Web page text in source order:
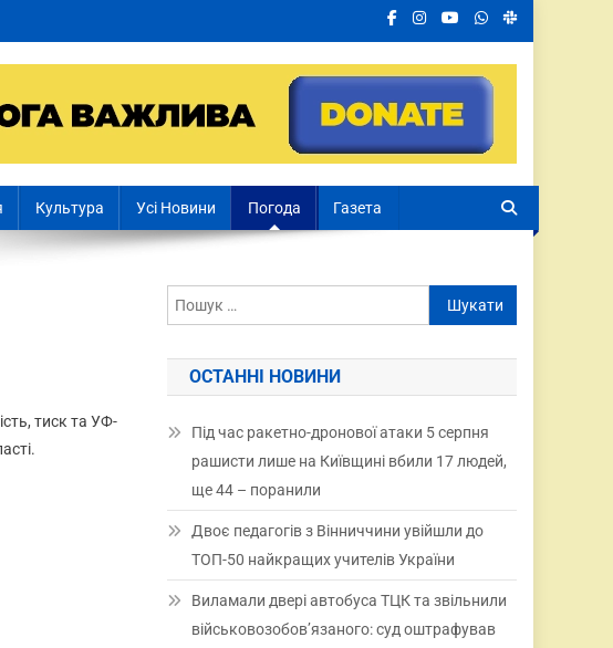
Культура Усі Новини Погода Газета
тиск та УФ-
ОСТАННІ НОВИНИ
Під час ракетно-дронової атаки 5 серпня
рашисти лише на Київщині вбили 17 людей,
ще 44 – поранили
Двоє педагогів з Вінниччини увійшли до
ТОП-50 найкращих учителів України
Виламали двері автобуса ТЦК та звільнили
військовозобов’язаного: суд оштрафував